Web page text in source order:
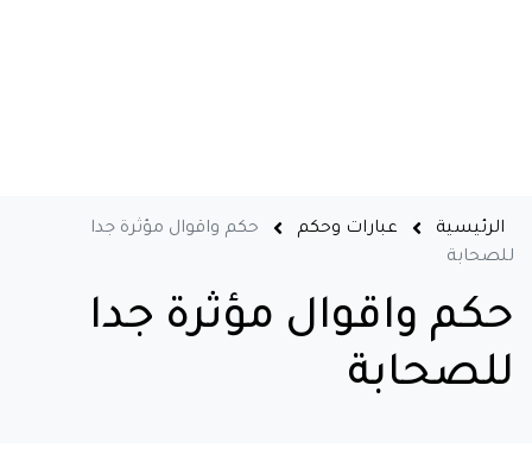
الرئيسية عبارات وحكم
حكم واقوال مؤثرة جدا
للصحابة
حكم واقوال مؤثرة جدا
للصحابة